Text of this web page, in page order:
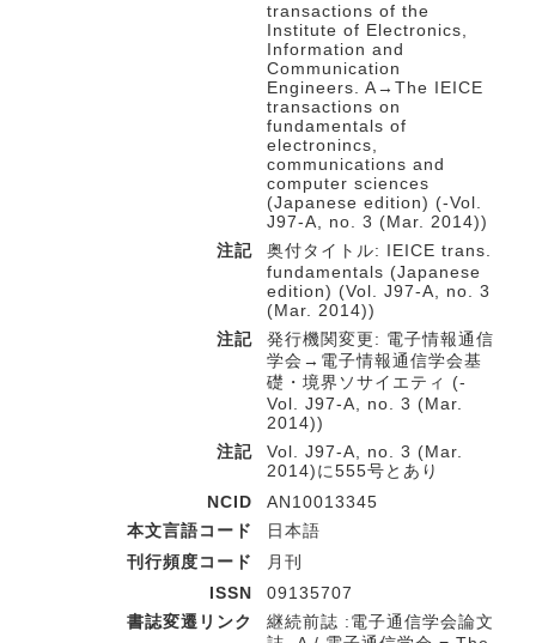
transactions of the
Institute of Electronics,
Information and
Communication
Engineers. A→The IEICE
transactions on
fundamentals of
electronincs,
communications and
computer sciences
(Japanese edition) (-Vol.
J97-A, no. 3 (Mar. 2014))
注記
奥付タイトル: IEICE trans.
fundamentals (Japanese
edition) (Vol. J97-A, no. 3
(Mar. 2014))
注記
発行機関変更: 電子情報通信
学会→電子情報通信学会基
礎・境界ソサイエティ (-
Vol. J97-A, no. 3 (Mar.
2014))
注記
Vol. J97-A, no. 3 (Mar.
2014)に555号とあり
NCID
AN10013345
本文言語コード
日本語
刊行頻度コード
月刊
ISSN
09135707
書誌変遷リンク
継続前誌 :電子通信学会論文